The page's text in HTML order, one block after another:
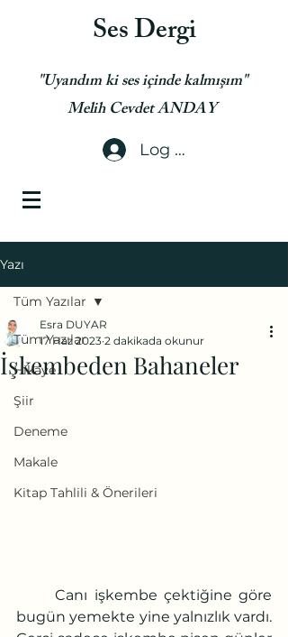
Ses Dergi
"Uyandım ki ses içinde kalmışım"
Melih Cevdet ANDAY
Log In
Yazı
Tüm Yazılar
Hikaye
Şiir
Deneme
Makale
Kitap Tahlili & Önerileri
Tüm Yazılar
İşkembeden Bahaneler
Esra DUYAR
17 Haz 2023 2 dakikada okunur
	Canı işkembe çektiğine göre
bugün yemekte yine yalnızlık vardı.